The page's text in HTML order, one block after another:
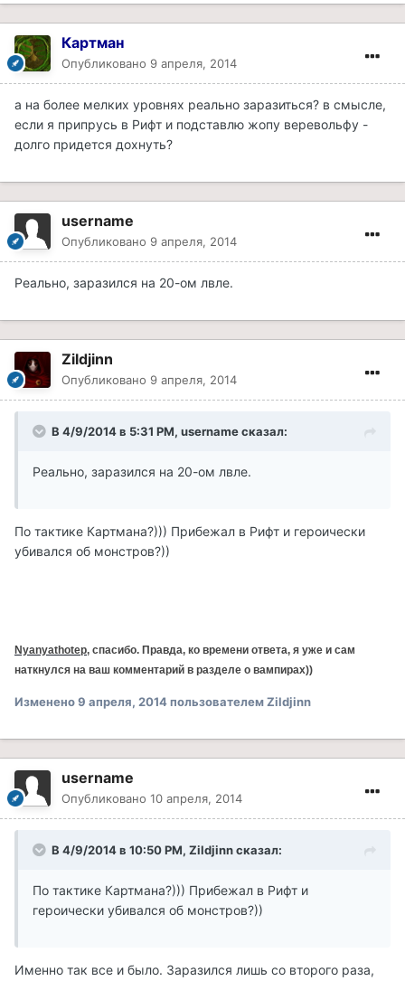
Картман
Опубликовано 9 апреля, 2014
а на более мелких уровнях реально заразиться? в смысле,
если я припрусь в Рифт и подставлю жопу веревольфу -
долго придется дохнуть?
username
Опубликовано 9 апреля, 2014
Реально, заразился на 20-ом лвле.
Zildjinn
Опубликовано 9 апреля, 2014
В 4/9/2014 в 5:31 PM, username сказал:
Реально, заразился на 20-ом лвле.
По тактике Картмана?))) Прибежал в Рифт и героически
убивался об монстров?))
Nyanyathotep, спасибо. Правда, ко времени ответа, я уже и сам
наткнулся на ваш комментарий в разделе о вампирах))
Изменено9 апреля, 2014пользователем Zildjinn
username
Опубликовано 10 апреля, 2014
В 4/9/2014 в 10:50 PM, Zildjinn сказал:
По тактике Картмана?))) Прибежал в Рифт и
героически убивался об монстров?))
Именно так все и было. Заразился лишь со второго раза,